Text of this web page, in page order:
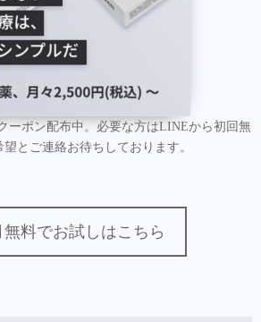
ーポン配布中。必要な方はLINEから初回無
とご連絡お待ちしております。
料でお試しはこちら